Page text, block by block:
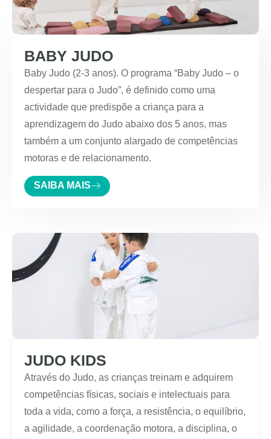
BABY JUDO
Baby Judo (2-3 anos). O programa “Baby Judo – o
despertar para o Judo”, é definido como uma
actividade que predispõe a criança para a
aprendizagem do Judo abaixo dos 5 anos, mas
também a um conjunto alargado de competências
motoras e de relacionamento.
SAIBA MAIS
JUDO KIDS
Através do Judo, as crianças treinam e adquirem
competências físicas, sociais e intelectuais para
toda a vida, como a força, a resistência, o equilíbrio,
a agilidade, a coordenação motora, a disciplina, o